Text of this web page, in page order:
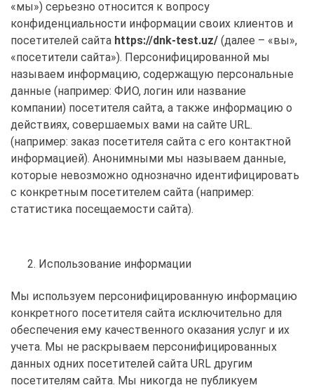
«мы») серьезно относится к вопросу
конфиденциальности информации своих клиентов и
посетителей сайта https://dnk-test.uz/ (далее – «вы»,
«посетители сайта»). Персонифицированной мы
называем информацию, содержащую персональные
данные (например: ФИО, логин или название
компании) посетителя сайта, а также информацию о
действиях, совершаемых вами на сайте URL.
(например: заказ посетителя сайта с его контактной
информацией). Анонимными мы называем данные,
которые невозможно однозначно идентифицировать
с конкретным посетителем сайта (например:
статистика посещаемости сайта).
Использование информации
Мы используем персонифицированную информацию
конкретного посетителя сайта исключительно для
обеспечения ему качественного оказания услуг и их
учета. Мы не раскрываем персонифицированных
данных одних посетителей сайта URL другим
посетителям сайта. Мы никогда не публикуем